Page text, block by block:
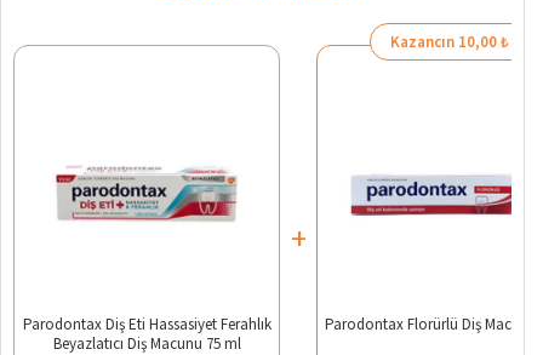
Parodontax Diş Eti Hassasiyet Ferahlık
Beyazlatıcı Diş Macunu 75 ml
+
Kazancın 10,00 ₺
Parodontax Florürlü Diş Macunu